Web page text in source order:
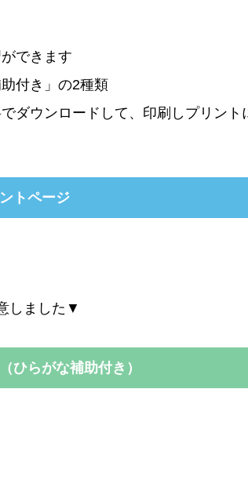
できます
付き」の2種類
ダウンロードして、印刷しプリント
トページ
しました▼
ひらがな補助付き）